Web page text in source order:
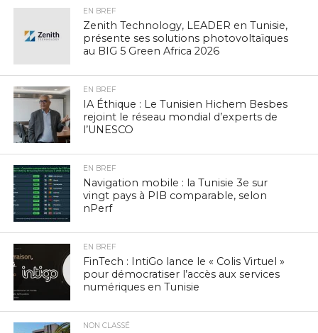
EN BREF
Zenith Technology, LEADER en Tunisie,
présente ses solutions photovoltaïques
au BIG 5 Green Africa 2026
EN BREF
IA Éthique : Le Tunisien Hichem Besbes
rejoint le réseau mondial d’experts de
l’UNESCO
EN BREF
Navigation mobile : la Tunisie 3e sur
vingt pays à PIB comparable, selon
nPerf
EN BREF
FinTech : IntiGo lance le « Colis Virtuel »
pour démocratiser l’accès aux services
numériques en Tunisie
NON CLASSÉ